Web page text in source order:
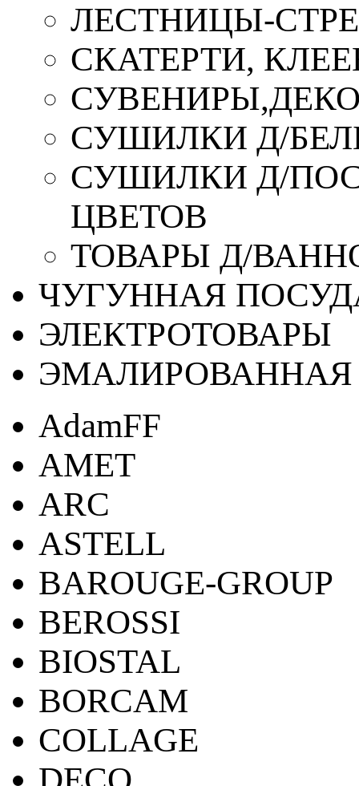
ЛЕСТНИЦЫ-
СКАТЕРТИ,
СУШИЛКИ Д/
СУШИЛКИ Д/
ЦВЕТОВ
ТОВАРЫ Д/
ЧУГУННАЯ
ЭЛЕКТРОТОВАРЫ
ЭМАЛИРОВАННАЯ
AdamFF
AMET
ARC
ASTELL
BAROUGE-GROUP
BEROSSI
BIOSTAL
BORCAM
COLLAGE